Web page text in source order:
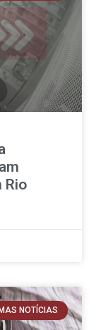
Rio
NOTÍCIAS